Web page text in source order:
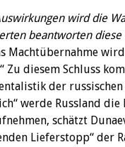
wird die
beantworten
Machtübernahme
Zu diesem Schluss
der russischen
werde Russland
schätzt
Lieferstopp“ der